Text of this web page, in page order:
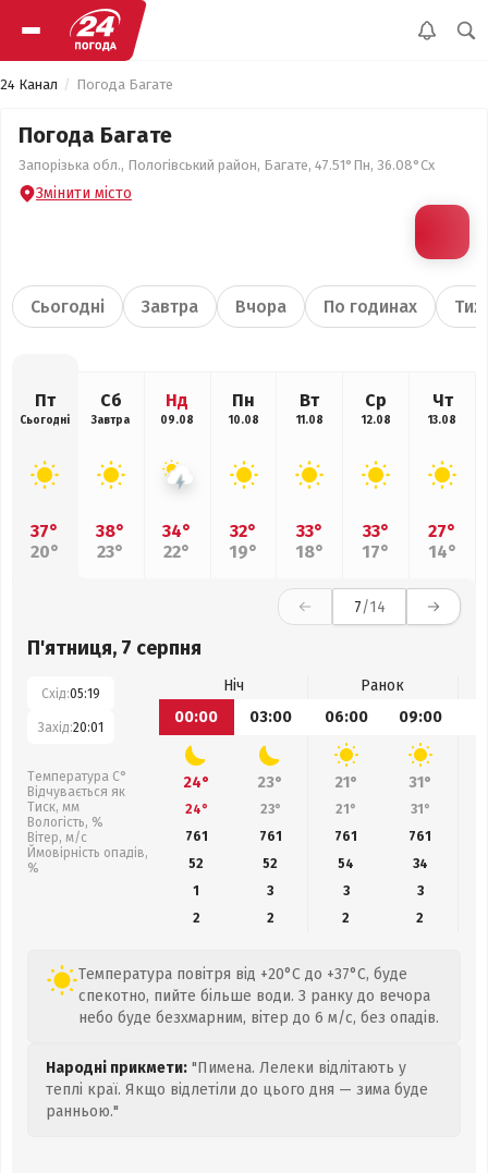
24 Канал Погода Багате
Погода Багате
Запорізька обл., Пологівський район, Багате, 47.51°Пн, 36.08°Сх
Змінити місто
Сьогодні Завтра Вчора По годинах
Пт
Сьогодні
37°
20°
Сб
Завтра
38°
23°
Нд
09.08
34°
22°
Пн
10.08
32°
19°
Вт
11.08
33°
18°
Ср
12.08
33°
17°
Чт
13.08
27°
14°
7/14
П'ятниця, 7 серпня
Схід:05:19
Захід:20:01
Температура С°
Відчувається як
Тиск, мм
Вологість, %
Вітер, м/с
Ймовірність опадів,
%
Ніч
Ранок
00:00
03:00 06:00 09:00
24° 23° 21° 31°
24° 23° 21° 31°
761
761 761 761
52
52 54
34
1
3 3
3
2
2 2 2
Температура повітря від +20°C до +37°C, буде
спекотно, пийте більше води. З ранку до вечора
небо буде безхмарним, вітер до 6 м/с, без опадів.
Народні прикмети: "Пимена. Лелеки відлітають у
теплі краї. Якщо відлетіли до цього дня — зима буде
ранньою."